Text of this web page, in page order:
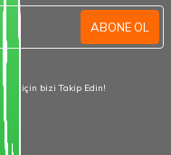
ABONE OL
için bizi Takip Edin!